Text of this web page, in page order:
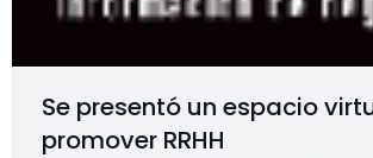
Se presentó un espacio
promover RRHH